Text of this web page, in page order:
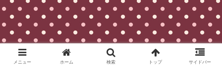
メニュー ホーム 検索 トップ サイドバー